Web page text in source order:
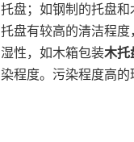
托盘；如钢制的托盘
托盘有较高的清洁程
湿性，如木箱包装木托
染程度。污染程度高